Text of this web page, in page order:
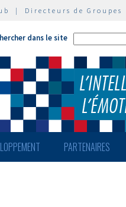
| Directeurs de Groupes
dans le site
PARTENAIRES